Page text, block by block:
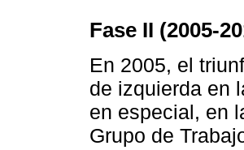
Fase II (2005-
En 2005, el
de izquierda en
en especial, en
Grupo de